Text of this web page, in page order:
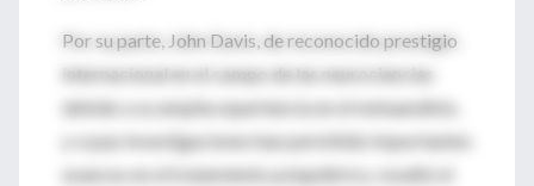
Por su parte, John Davis, de reconocido prestigio
internacional en el campo de las neurociencias
debido a su amplia experiencia en el metaanálisis,
y cuyas investigaciones han permitido importantes
avances en el tratamiento psiquiátrico, resaltó el